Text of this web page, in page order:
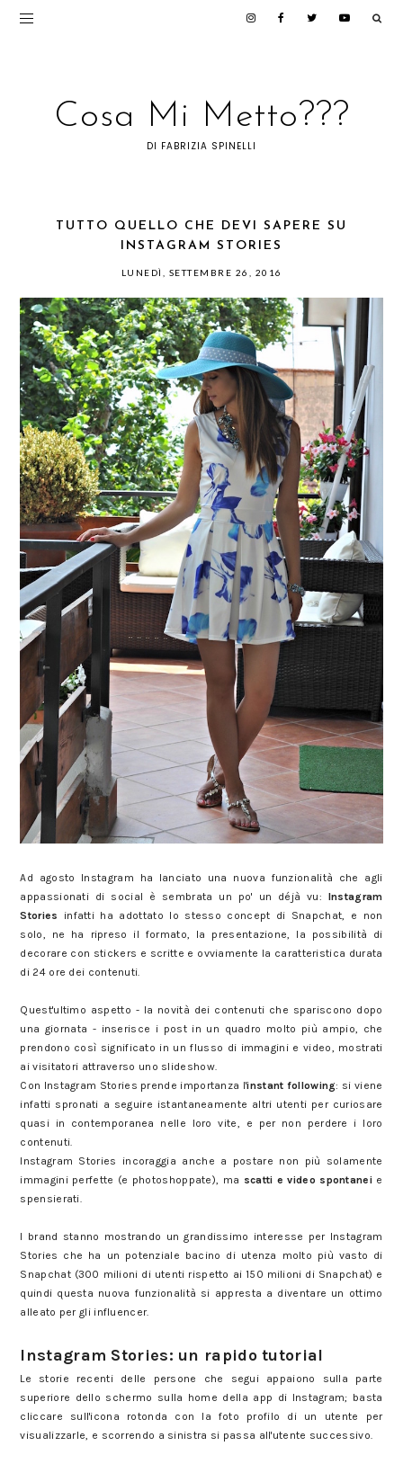
Cosa Mi Metto???
DI FABRIZIA SPINELLI
TUTTO QUELLO CHE DEVI SAPERE SU
INSTAGRAM STORIES
LUNEDÌ, SETTEMBRE 26, 2016
Ad agosto Instagram ha lanciato una nuova funzionalità che agli
appassionati di social è sembrata un po' un déjà vu: Instagram
Stories
infatti ha adottato lo stesso concept di Snapchat, e non
solo, ne ha ripreso il formato, la presentazione, la possibilità di
decorare con stickers e scritte e ovviamente la caratteristica durata
di 24 ore dei contenuti.
Quest'ultimo aspetto - la novità dei contenuti che spariscono dopo
una giornata - inserisce i post in un quadro molto più ampio, che
prendono così significato in un flusso di immagini e video, mostrati
ai visitatori attraverso uno slideshow.
Con Instagram Stories prende importanza l'instant following: si viene
infatti spronati a seguire istantaneamente altri utenti per curiosare
quasi in contemporanea nelle loro vite, e per non perdere i loro
contenuti.
Instagram Stories incoraggia anche a postare non più solamente
immagini perfette (e photoshoppate), ma scatti e video spontaneie
spensierati.
I brand stanno mostrando un grandissimo interesse per Instagram
Stories che ha un potenziale bacino di utenza molto più vasto di
Snapchat (300 milioni di utenti rispetto ai 150 milioni di Snapchat) e
quindi questa nuova funzionalità si appresta a diventare un ottimo
alleato per gli influencer.
Instagram Stories: un rapido tutorial
Le storie recenti delle persone che segui appaiono sulla parte
superiore dello schermo sulla home della app di Instagram; basta
cliccare sull'icona rotonda con la foto profilo di un utente per
visualizzarle, e scorrendo a sinistra si passa all'utente successivo.